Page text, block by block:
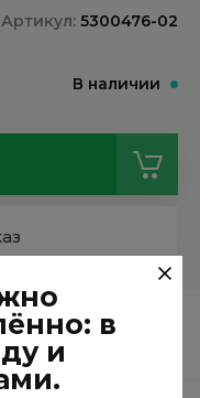
Артикул: 5300476-02
В наличии
в
и